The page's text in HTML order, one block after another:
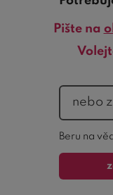
Pište na
telefon
Beru na